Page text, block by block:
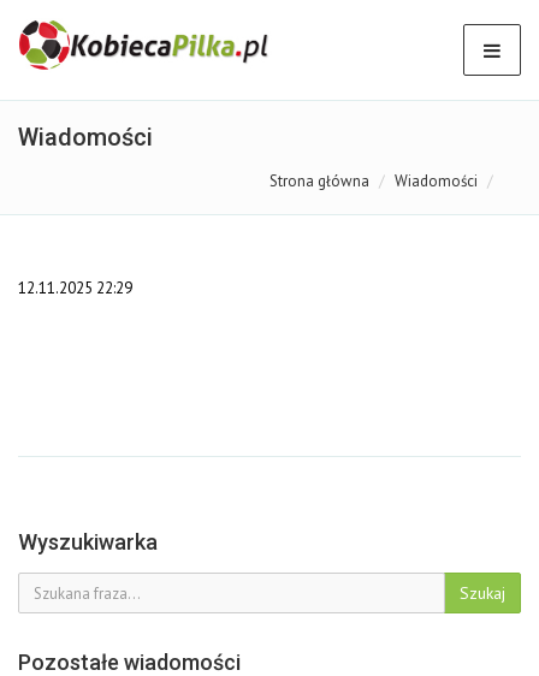
Wiadomości
Strona główna Wiadomości
12.11.2025 22:29
Wyszukiwarka
Szukaj
Pozostałe wiadomości